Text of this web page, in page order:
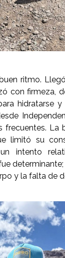
ritmo.
con firmeza,
hidratarse y
frecuentes. La
limitó su
intento
y la falta de